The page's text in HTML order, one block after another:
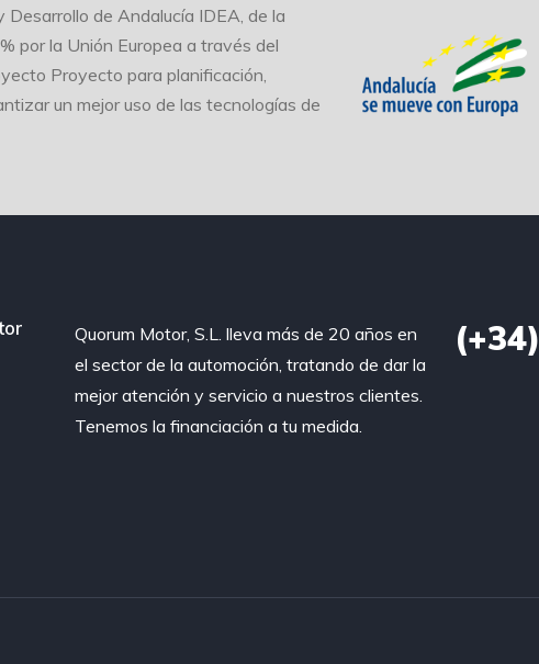
de Andalucía IDEA, de la
por la Unión Europea a través del
Proyecto para planificación,
un mejor uso de las tecnologías de
Quorum Motor, S.L. lleva más de 20 años en
el sector de la automoción, tratando de dar la
mejor atención y servicio a nuestros clientes.
Tenemos la financiación a tu medida.
(+34)